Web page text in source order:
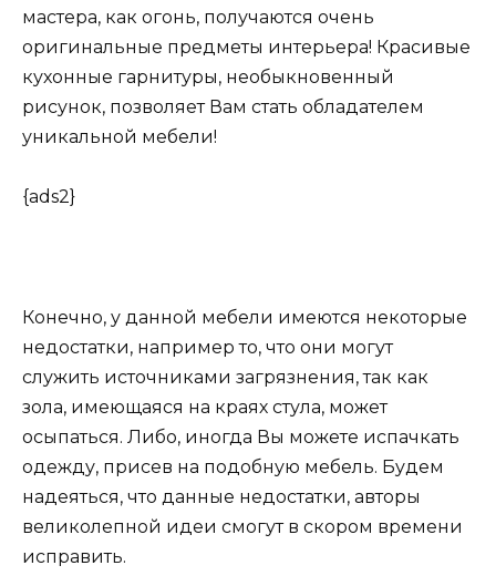
мастера, как огонь, получаются очень
оригинальные предметы интерьера! Красивые
кухонные гарнитуры, необыкновенный
рисунок, позволяет Вам стать обладателем
уникальной мебели!
{ads2}
Конечно, у данной мебели имеются некоторые
недостатки, например то, что они могут
служить источниками загрязнения, так как
зола, имеющаяся на краях стула, может
осыпаться. Либо, иногда Вы можете испачкать
одежду, присев на подобную мебель. Будем
надеяться, что данные недостатки, авторы
великолепной идеи смогут в скором времени
исправить.